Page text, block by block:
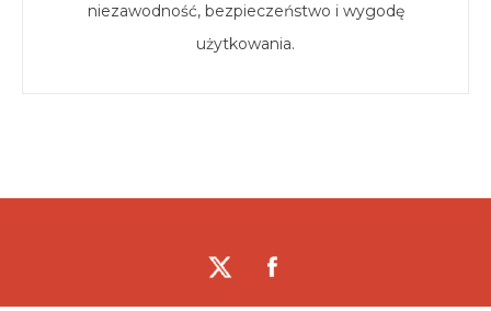
niezawodność, bezpieczeństwo i wygodę
użytkowania.